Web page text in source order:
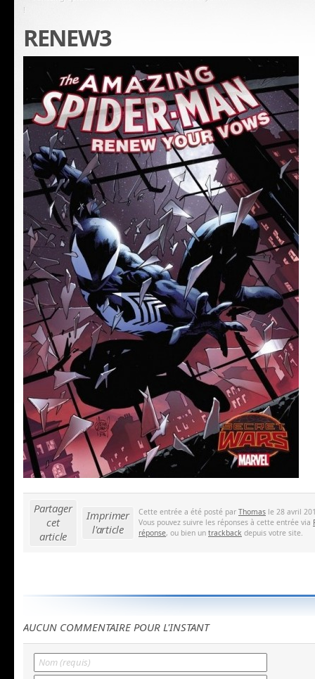
!
RENEW3
Partager
cet
article
Imprimer
l'article
Cette entrée a été posté par Thomas le 28 avril
Vous pouvez suivre les réponses à cette entrée via
réponse, ou bien un trackback depuis votre site.
AUCUN COMMENTAIRE POUR L'INSTANT